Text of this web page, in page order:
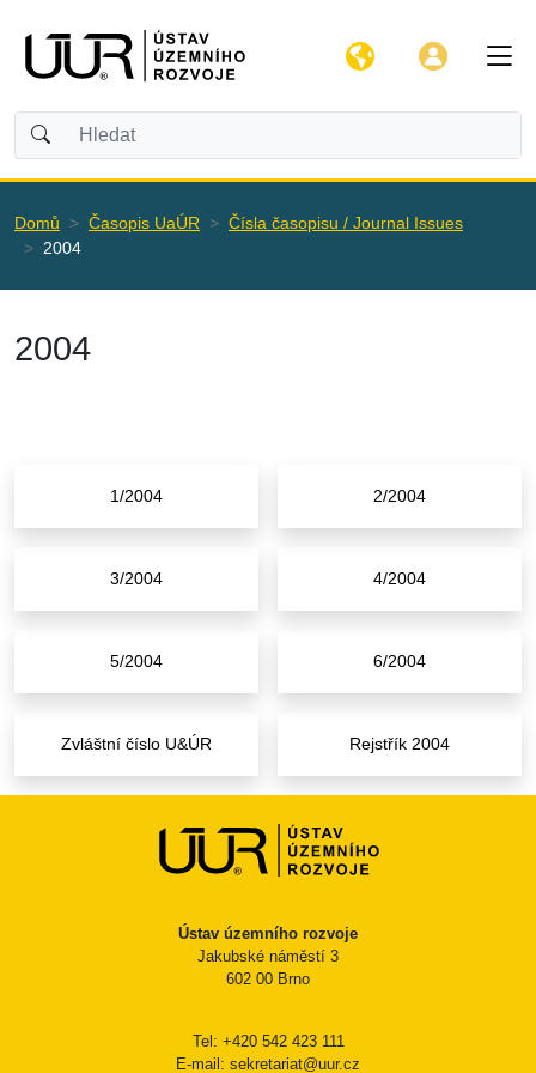
Domů Časopis UaÚR
Čísla časopisu / Journal Issues
2004
2004
1/2004 2/2004
3/2004 4/2004
5/2004 6/2004
Zvláštní číslo U&ÚR Rejstřík 2004
Ústav územního rozvoje
Jakubské náměstí 3
602 00 Brno
Tel: +420 542 423 111
E-mail: sekretariat@uur.cz